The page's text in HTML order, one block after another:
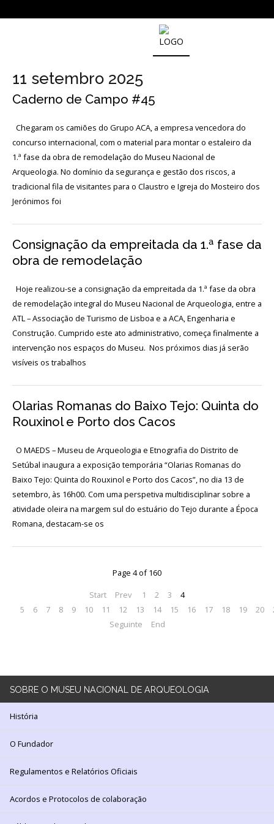
MUSEU
DE
História
O
Fundador
Regulamentos
Relatórios
Oficiais
e
de
colaboração
Público
e
voluntariado
Login
Início
O
ESCUTA
EXTERNA
Exposições
LOJA
Notícias/Destaques
11 setembro 2025
Caderno de Campo #45
Chegaram os camiões do Grupo ACA, a empresa vencedora do
concurso internacional, com o material para montar o estaleiro da
1.ª fase da obra de remodelação do Museu Nacional de
Arqueologia. No domínio da segurança e gestão dos riscos, a
tradicional fila de visitantes para o Claustro e Igreja do Mosteiro dos
Jerónimos foi
Consignação da empreitada da 1.ª fase da
obra de remodelação
Hoje realizou-se a consignação da empreitada da 1.ª fase da obra
de remodelação integral do Museu Nacional de Arqueologia, entre a
ATL – Associação de Turismo de Lisboa e a ACA, Engenharia e
Construção. Cumprido este ato administrativo, começa finalmente a
intervenção nos espaços do Museu. Nos próximos dias já serão
visíveis os trabalhos
Olarias Romanas do Baixo Tejo: Quinta do
Rouxinol e Porto dos Cacos
O MAEDS – Museu de Arqueologia e Etnografia do Distrito de
Setúbal inaugura a exposição temporária “Olarias Romanas do
Baixo Tejo: Quinta do Rouxinol e Porto dos Cacos”, no dia 13 de
setembro, às 16h00. Com uma perspetiva multidisciplinar sobre a
atividade oleira na margem sul do estuário do Tejo durante a Época
Romana, destacam-se os
Page 4 of 160
Start
Prev 1 2 3
4
5
6 7 8 9 10 11 12 13 14 15 16 17 18 19 20
Seguinte
End
SOBRE O MUSEU NACIONAL DE ARQUEOLOGIA
História
O Fundador
Regulamentos e Relatórios Oficiais
Acordos e Protocolos de colaboração